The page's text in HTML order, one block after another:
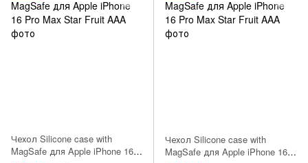
Чехол Silicone case with
MagSafe для Apple iPhone 16
Чехол Silicone case with
MagSafe для Apple iPhone 16